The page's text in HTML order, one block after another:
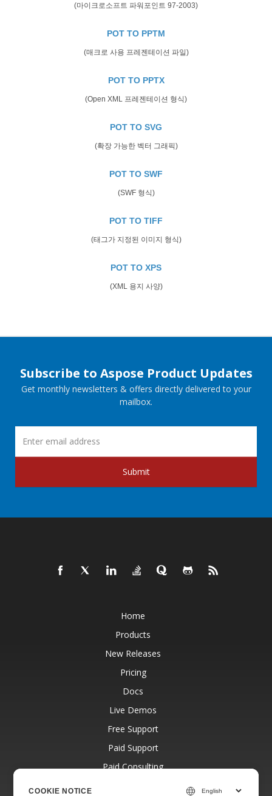
(마이크로소프트 파워포인트 97-2003)
POT TO PPTM
(매크로 사용 프레젠테이션 파일)
POT TO PPTX
(Open XML 프레젠테이션 형식)
POT TO SVG
(확장 가능한 벡터 그래픽)
POT TO SWF
(SWF 형식)
POT TO TIFF
(태그가 지정된 이미지 형식)
POT TO XPS
(XML 용지 사양)
Subscribe to Aspose Product Updates
Get monthly newsletters & offers directly delivered to your
mailbox.
Submit
Home
Products
New Releases
Pricing
Docs
Live Demos
Free Support
Paid Support
Paid Consulting
COOKIE NOTICE